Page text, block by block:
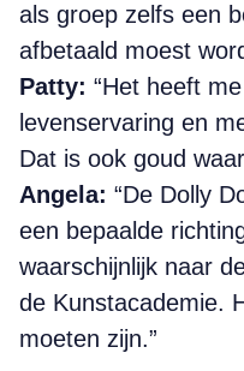
als groep zelfs een
afbetaald moest
Patty: “Het heeft
levenservaring en
Dat is ook goud
Angela: “De Dolly
een bepaalde
waarschijnlijk naar
de Kunstacademie.
moeten zijn.”